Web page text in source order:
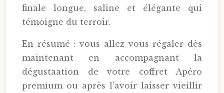
finale longue, saline et élégante qui
témoigne du terroir.
En résumé : vous allez vous régaler dès
maintenant en accompagnant la
dégustaation de votre coffret Apéro
premium ou après l’avoir laisser vieillir